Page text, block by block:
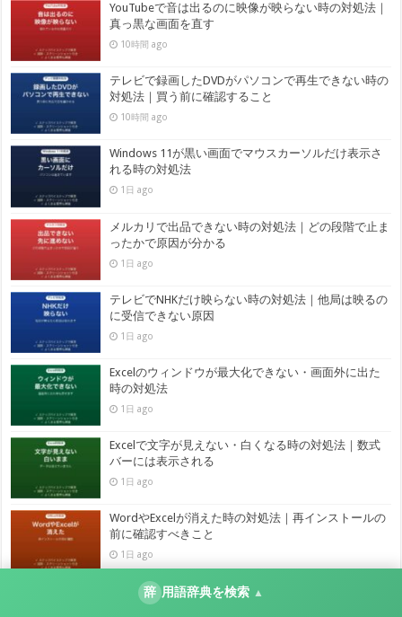
YouTubeで音は出るのに映像が映らない時の対処法｜
真っ黒な画面を直す
10時間 ago
テレビで録画したDVDがパソコンで再生できない時の
対処法｜買う前に確認すること
10時間 ago
Windows 11が黒い画面でマウスカーソルだけ表示さ
れる時の対処法
1日 ago
メルカリで出品できない時の対処法｜どの段階で止ま
ったかで原因が分かる
1日 ago
テレビでNHKだけ映らない時の対処法｜他局は映るの
に受信できない原因
1日 ago
Excelのウィンドウが最大化できない・画面外に出た
時の対処法
1日 ago
Excelで文字が見えない・白くなる時の対処法｜数式
バーには表示される
1日 ago
WordやExcelが消えた時の対処法｜再インストールの
前に確認すべきこと
1日 ago
Excelでファイル名・パスが長すぎて開けない時の対
処法｜218文字と260文字の違い
辞 用語辞典を検索 ▲